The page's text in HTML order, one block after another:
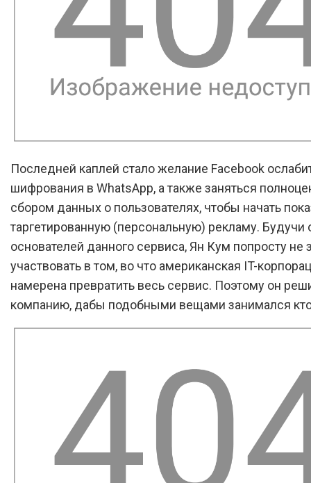
Последней каплей стало желание Facebook
шифрования в WhatsApp, а также заняться
сбором данных о пользователях, чтобы начать
таргетированную (персональную) рекламу. Будучи
основателей данного сервиса, Ян Кум попросту не
участвовать в том, во что американская IT-
намерена превратить весь сервис. Поэтому он
компанию, дабы подобными вещами занимался